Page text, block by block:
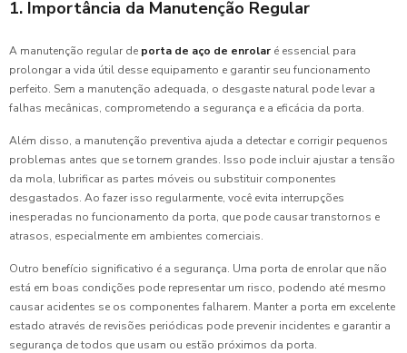
1. Importância da Manutenção Regular
A manutenção regular de porta de aço de enrolar é essencial para
prolongar a vida útil desse equipamento e garantir seu funcionamento
perfeito. Sem a manutenção adequada, o desgaste natural pode levar a
falhas mecânicas, comprometendo a segurança e a eficácia da porta.
Além disso, a manutenção preventiva ajuda a detectar e corrigir pequenos
problemas antes que se tornem grandes. Isso pode incluir ajustar a tensão
da mola, lubrificar as partes móveis ou substituir componentes
desgastados. Ao fazer isso regularmente, você evita interrupções
inesperadas no funcionamento da porta, que pode causar transtornos e
atrasos, especialmente em ambientes comerciais.
Outro benefício significativo é a segurança. Uma porta de enrolar que não
está em boas condições pode representar um risco, podendo até mesmo
causar acidentes se os componentes falharem. Manter a porta em excelente
estado através de revisões periódicas pode prevenir incidentes e garantir a
segurança de todos que usam ou estão próximos da porta.